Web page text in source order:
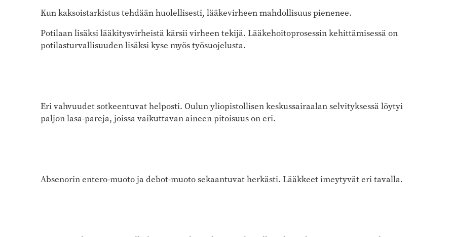
Kun kaksoistarkistus tehdään huolellisesti, lääkevirheen mahdollisuus pienenee.
Potilaan lisäksi lääkitysvirheistä kärsii virheen tekijä. Lääkehoitoprosessin kehittämisessä on
potilasturvallisuuden lisäksi kyse myös työsuojelusta.
Eri vahvuudet sotkeentuvat helposti. Oulun yliopistollisen keskussairaalan selvityksessä löytyi
paljon lasa-pareja, joissa vaikuttavan aineen pitoisuus on eri.
Absenorin entero-muoto ja debot-muoto sekaantuvat herkästi. Lääkkeet imeytyvät eri tavalla.